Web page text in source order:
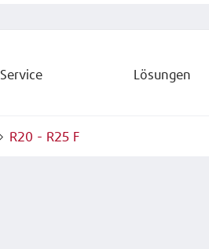
Service Lösungen
R20 - R25 F